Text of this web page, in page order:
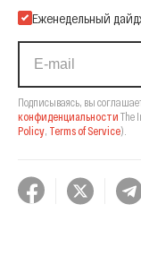
Еженедельный
Подписываясь, вы
конфиденциальности The
Policy, Terms of Service).